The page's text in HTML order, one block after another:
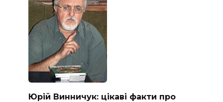
Юрій Винничук: цікаві факти про